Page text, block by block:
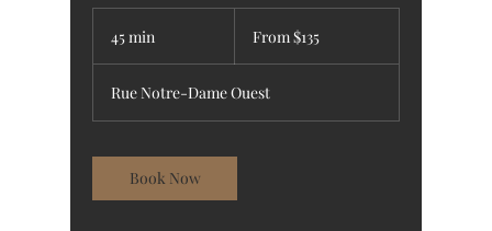
45 min
i
n
Canadian
From $135
Rue Notre-Dame Ouest
Book Now